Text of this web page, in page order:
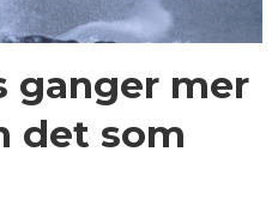
ganger mer
det som